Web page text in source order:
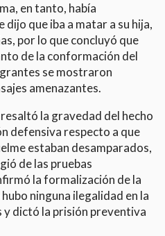
en tanto, había
que iba a matar a su hija,
por lo que concluyó que
de la conformación del
se mostraron
amenazantes.
la gravedad del hecho
defensiva respecto a que
estaban desamparados,
de las pruebas
la formalización de la
ninguna ilegalidad en la
y dictó la prisión preventiva